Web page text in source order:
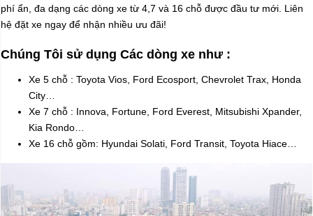
phí ẩn, đa dạng các dòng xe từ 4,7 và 16 chỗ được đầu tư mới. Liên
hệ đặt xe ngay để nhận nhiều ưu đãi!
Chúng Tôi sử dụng Các dòng xe như :
Xe 5 chỗ : Toyota Vios, Ford Ecosport, Chevrolet Trax, Honda
City…
Xe 7 chỗ : Innova, Fortune, Ford Everest, Mitsubishi Xpander,
Kia Rondo…
Xe 16 chỗ gồm: Hyundai Solati, Ford Transit, Toyota Hiace…